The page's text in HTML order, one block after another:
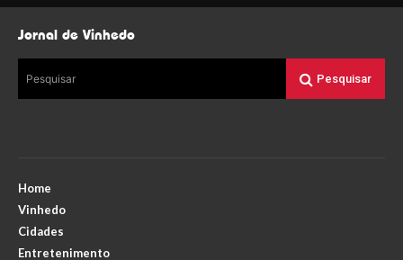
Jornal de Vinhedo
Pesquisar Pesquisar
Home
Vinhedo
Cidades
Entretenimento